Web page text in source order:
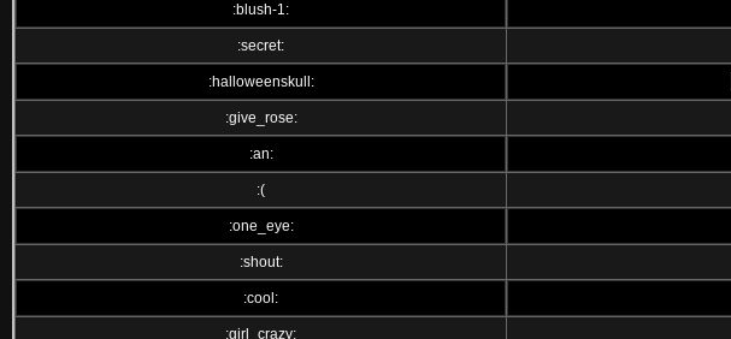
:blush-1:
:secret:
:halloweenskull:
:give_rose:
:an:
:(
:one_eye:
:shout:
:cool:
:girl_crazy: